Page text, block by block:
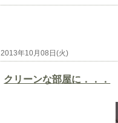
2013年10月08日(火)
クリーンな部屋に．．．